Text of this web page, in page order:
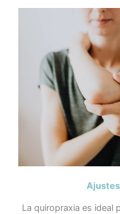
La quiropraxia es ideal